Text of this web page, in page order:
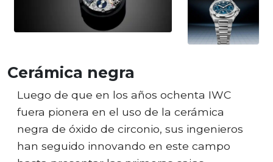
Cerámica negra
Luego de que en los años ochenta IWC
fuera pionera en el uso de la cerámica
negra de óxido de circonio, sus ingenieros
han seguido innovando en este campo